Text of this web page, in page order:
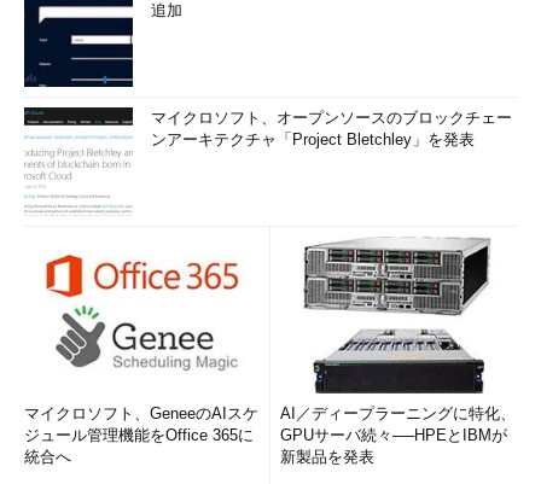
追加
マイクロソフト、オープンソースのブロックチェー
ンアーキテクチャ「Project Bletchley」を発表
マイクロソフト、GeneeのAIスケ
ジュール管理機能をOffice 365に
統合へ
AI／ディープラーニングに特化、
GPUサーバ続々──HPEとIBMが
新製品を発表